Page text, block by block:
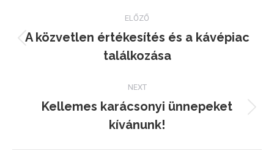
navigation
ELŐZŐ
Previous
post:
A közvetlen értékesítés és a kávépiac
találkozása
NEXT
Next
post:
Kellemes karácsonyi ünnepeket
kívánunk!